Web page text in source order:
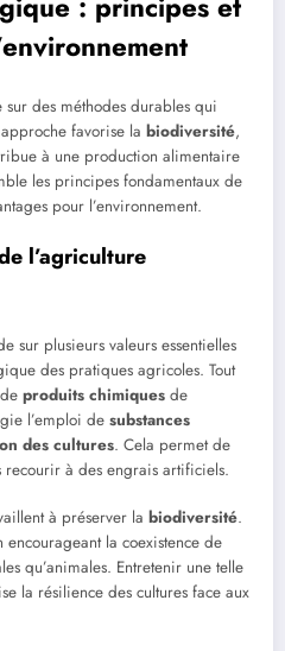
des méthodes durables qui
favorise la biodiversité,
à une production alimentaire
les principes fondamentaux de
pour l’environnement.
l’agriculture
sur plusieurs valeurs essentielles
des pratiques agricoles. Tout
produits chimiques de
l’emploi de substances
des cultures. Cela permet de
à des engrais artificiels.
à préserver la biodiversité.
encourageant la coexistence de
qu’animales. Entretenir une telle
la résilience des cultures face aux